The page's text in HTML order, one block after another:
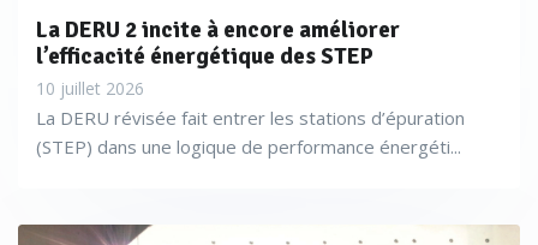
La DERU 2 incite à encore améliorer
l’efficacité énergétique des STEP
10 juillet 2026
La DERU révisée fait entrer les stations d’épuration
(STEP) dans une logique de performance énergéti...